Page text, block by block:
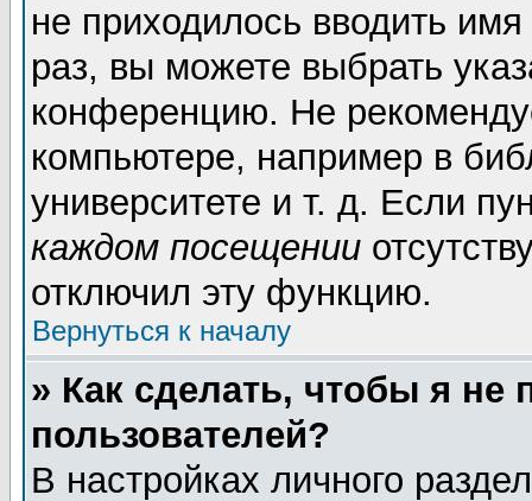
не приходилось вводить
раз, вы можете выбрать
конференцию. Не
компьютере, например в
университете и т. д. Если
каждом посещении
отключил эту функцию.
Вернуться к началу
» Как сделать, чтобы я не
пользователей?
В настройках личного